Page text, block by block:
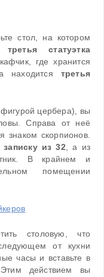
стол, на котором
третья статуэтка
где хранится
находится третья
цербера), вы
Справа от неё
знаком скорпионов.
из 32, а из
В крайнем и
помещении
столовую, что
от кухни
часы и вставьте в
действием вы